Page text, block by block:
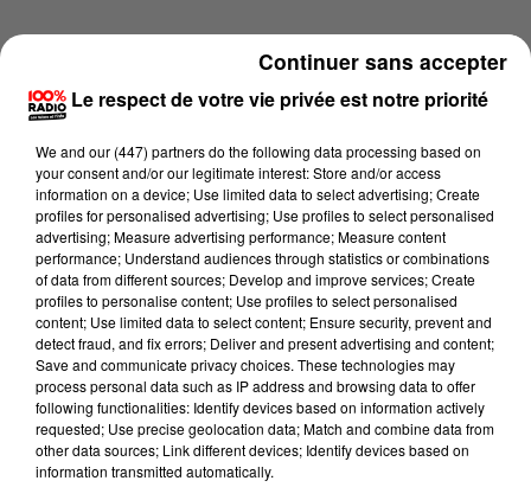
Lecture (2 min 23 sec)
100%
Les infos du Comminges du 04/06/2026 à 09h59
Le respect de votre vie privée est notre priorité
We and our (447) partnersdo the following data processing based on
your consent and/or our legitimate interest: Store and/or access
information on a device; Use limited data to select advertising; Create
profiles for personalised advertising; Use profiles to select personalised
advertising; Measure advertising performance; Measure content
performance; Understand audiences through statistics or combinations
of data from different sources; Develop and improve services; Create
profiles to personalise content; Use profiles to select personalised
content; Use limited data to select content; Ensure security, prevent and
detect fraud, and fix errors; Deliver and present advertising and content;
Save and communicate privacy choices. These technologies may
process personal data such as IP address and browsing data to offer
following functionalities: Identify devices based on information actively
requested; Use precise geolocation data; Match and combine data from
other data sources; Link different devices; Identify devices based on
information transmitted automatically.
Continuer sans accepter